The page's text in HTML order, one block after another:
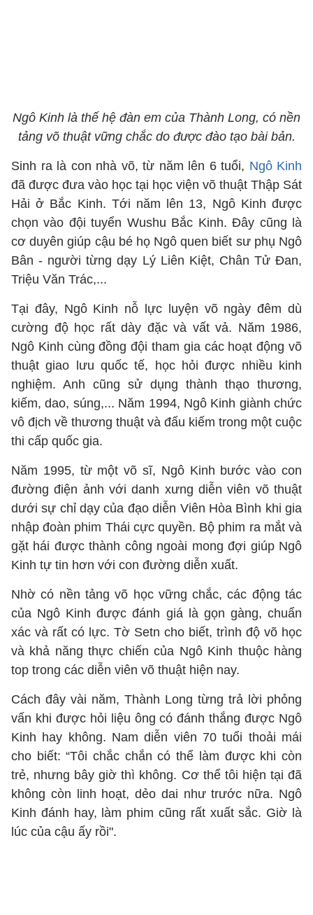
Ngô Kinh là thế hệ đàn em của Thành Long, có nền
tảng võ thuật vững chắc do được đào tạo bài bản.
Sinh ra là con nhà võ, từ năm lên 6 tuổi, Ngô Kinh
đã được đưa vào học tại học viện võ thuật Thập Sát
Hải ở Bắc Kinh. Tới năm lên 13, Ngô Kinh được
chọn vào đội tuyển Wushu Bắc Kinh. Đây cũng là
cơ duyên giúp cậu bé họ Ngô quen biết sư phụ Ngô
Bân - người từng dạy Lý Liên Kiệt, Chân Tử Đan,
Triệu Văn Trác,...
Tại đây, Ngô Kinh nỗ lực luyện võ ngày đêm dù
cường độ học rất dày đặc và vất vả. Năm 1986,
Ngô Kinh cùng đồng đội tham gia các hoạt động võ
thuật giao lưu quốc tế, học hỏi được nhiều kinh
nghiệm. Anh cũng sử dụng thành thạo thương,
kiếm, dao, súng,... Năm 1994, Ngô Kinh giành chức
vô địch về thương thuật và đấu kiếm trong một cuộc
thi cấp quốc gia.
Năm 1995, từ một võ sĩ, Ngô Kinh bước vào con
đường điện ảnh với danh xưng diễn viên võ thuật
dưới sự chỉ dạy của đạo diễn Viên Hòa Bình khi gia
nhập đoàn phim Thái cực quyền. Bộ phim ra mắt và
gặt hái được thành công ngoài mong đợi giúp Ngô
Kinh tự tin hơn với con đường diễn xuất.
Nhờ có nền tảng võ học vững chắc, các động tác
của Ngô Kinh được đánh giá là gọn gàng, chuẩn
xác và rất có lực. Tờ Setn cho biết, trình độ võ học
và khả năng thực chiến của Ngô Kinh thuộc hàng
top trong các diễn viên võ thuật hiện nay.
Cách đây vài năm, Thành Long từng trả lời phỏng
vấn khi được hỏi liệu ông có đánh thắng được Ngô
Kinh hay không. Nam diễn viên 70 tuổi thoải mái
cho biết: “Tôi chắc chắn có thể làm được khi còn
trẻ, nhưng bây giờ thì không. Cơ thể tôi hiện tại đã
không còn linh hoạt, dẻo dai như trước nữa. Ngô
Kinh đánh hay, làm phim cũng rất xuất sắc. Giờ là
lúc của cậu ấy rồi".